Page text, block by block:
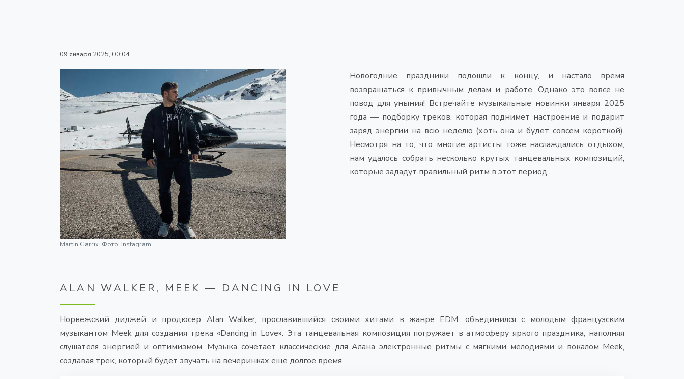
09 января 2025, 00:04
Martin Garrix. Фото: Instagram
Новогодние праздники подошли к концу, и настало время
возвращаться к привычным делам и работе. Однако это вовсе не
повод для уныния! Встречайте музыкальные новинки января 2025
года — подборку треков, которая поднимет настроение и подарит
заряд энергии на всю неделю (хоть она и будет совсем короткой).
Несмотря на то, что многие артисты тоже наслаждались отдыхом,
нам удалось собрать несколько крутых танцевальных композиций,
которые зададут правильный ритм в этот период.
ALAN WALKER, MEEK — DANCING IN LOVE
Норвежский диджей и продюсер Alan Walker, прославившийся своими хитами в жанре EDM, объединился с молодым французским
музыкантом Meek для создания трека «Dancing in Love». Эта танцевальная композиция погружает в атмосферу яркого праздника, наполняя
слушателя энергией и оптимизмом. Музыка сочетает классические для Алана электронные ритмы с мягкими мелодиями и вокалом Meek,
создавая трек, который будет звучать на вечеринках ещё долгое время.